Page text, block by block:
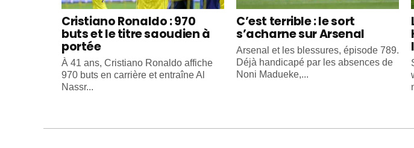
Cristiano Ronaldo : 970
buts et le titre saoudien à
portée
À 41 ans, Cristiano Ronaldo affiche
970 buts en carrière et entraîne Al
Nassr...
C’est terrible : le sort
s’acharne sur Arsenal
Arsenal et les blessures, épisode 789.
Déjà handicapé par les absences de
Noni Madueke,...